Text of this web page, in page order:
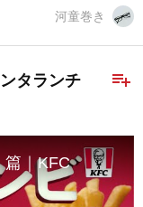
河童巻き
playlist_add
タランチ
篇｜KFC